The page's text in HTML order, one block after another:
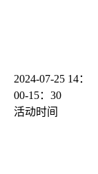
2024-07-25 14：
00-15：30